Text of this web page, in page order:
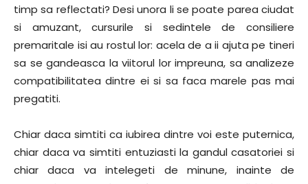
timp sa reflectati? Desi unora li se poate parea ciudat
si amuzant, cursurile si sedintele de consiliere
premaritale isi au rostul lor: acela de a ii ajuta pe tineri
sa se gandeasca la viitorul lor impreuna, sa analizeze
compatibilitatea dintre ei si sa faca marele pas mai
pregatiti.
Chiar daca simtiti ca iubirea dintre voi este puternica,
chiar daca va simtiti entuziasti la gandul casatoriei si
chiar daca va intelegeti de minune, inainte de